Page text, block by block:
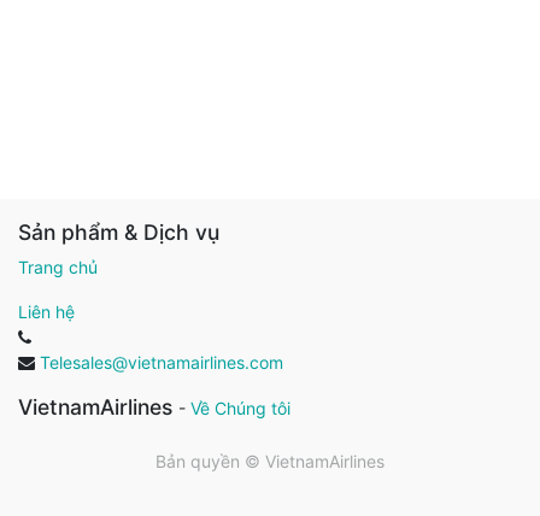
Sản phẩm & Dịch vụ
Trang chủ
Liên hệ
Telesales@vietnamairlines.com
VietnamAirlines - Về Chúng tôi
Bản quyền © VietnamAirlines